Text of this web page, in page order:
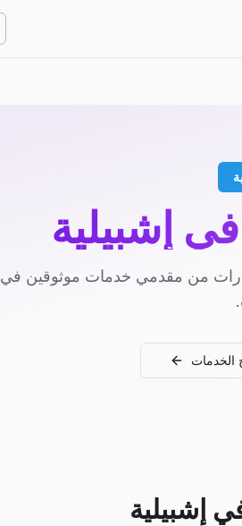
إشبيلية
من مقدمي خدمات موثوقين في
الخدمات
إشبيلية